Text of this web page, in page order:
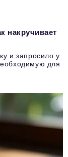
накручивает
и запросило у
для